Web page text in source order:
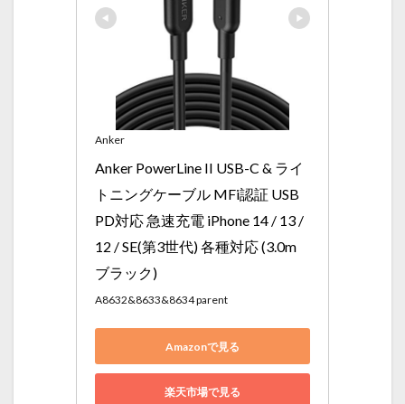
Anker
Anker PowerLine II USB-C & ライ
トニングケーブル MFi認証 USB
PD対応 急速充電 iPhone 14 / 13 /
12 / SE(第3世代) 各種対応 (3.0m
ブラック)
A8632&8633&8634 parent
Amazonで見る
楽天市場で見る